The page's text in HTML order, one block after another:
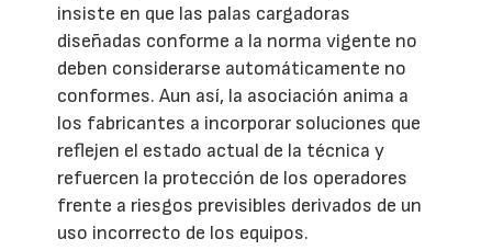
insiste en que las palas cargadoras
diseñadas conforme a la norma vigente no
deben considerarse automáticamente no
conformes. Aun así, la asociación anima a
los fabricantes a incorporar soluciones que
reflejen el estado actual de la técnica y
refuercen la protección de los operadores
frente a riesgos previsibles derivados de un
uso incorrecto de los equipos.